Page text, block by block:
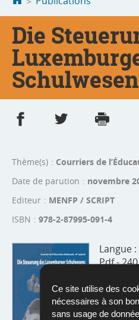
Ce site utilise des
nécessaires à son
sans usage de
Die
Partager sur Facebook
Partager sur
Thème(s)
Courriers de
Date de parution
novembre
Editeur
MENFP / SCRIPT
ISBN
978-2-87995-091-4
Langue :
Pdf -